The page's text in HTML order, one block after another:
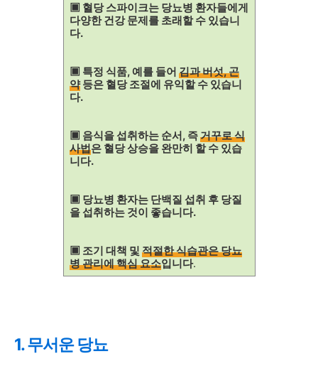
▣ 혈당 스파이크는 당뇨병 환자들에게
다양한 건강 문제를 초래할 수 있습니
다.
▣ 특정 식품, 예를 들어 김과 버섯, 곤
약등은 혈당 조절에 유익할 수 있습니
다.
▣ 음식을 섭취하는 순서, 즉거꾸로 식
사법은 혈당 상승을 완만히 할 수 있습
니다.
▣ 당뇨병 환자는 단백질 섭취 후 당질
을 섭취하는 것이 좋습니다.
▣ 조기 대책 및 적절한 식습관은 당뇨
병 관리에 핵심 요소입니다.
1. 무서운 당뇨